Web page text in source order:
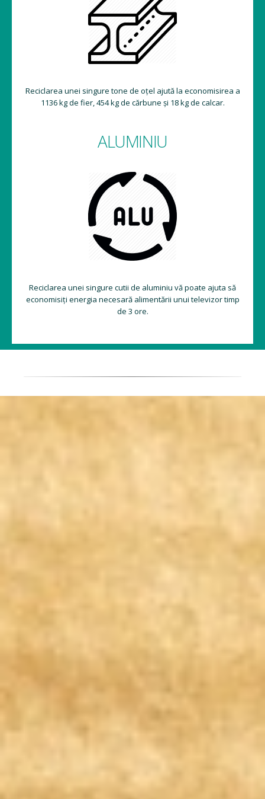
Reciclarea unei singure tone de oțel ajută la economisirea a
1136 kg de fier, 454 kg de cărbune și 18 kg de calcar.
ALUMINIU
Reciclarea unei singure cutii de aluminiu vă poate ajuta să
economisiți energia necesară alimentării unui televizor timp
de 3 ore.